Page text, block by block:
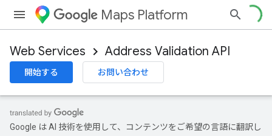
Maps Platform
Web Services Address Validation API
開始する お問い合わせ
Google は AI 技術を使用して、コンテンツをご希望の言語に翻訳し